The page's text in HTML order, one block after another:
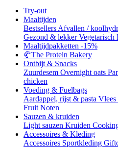
Try-out
Maaltijden
Bestsellers Afvallen /
Gezond & lekkerVegetarisch
Maaltijdpakketten -15%
🥐The Protein Bakery
Ontbijt & Snacks
Zuurdesem Overnight oats
chicken
Voeding & Fuelbags
Aardappel, rijst & pasta Vlees
Fruit Noten
Sauzen & kruiden
Light sauzen Kruiden
Accessoires & Kleding
Accessoires Sportkleding